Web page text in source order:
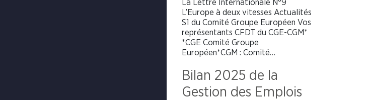
La Lettre Internationale N°9
L’Europe à deux vitesses Actualités
S1 du Comité Groupe Européen Vos
représentants CFDT du CGE-CGM*
*CGE Comité Groupe
Européen*CGM : Comité…
Bilan 2025 de la
Gestion des Emplois